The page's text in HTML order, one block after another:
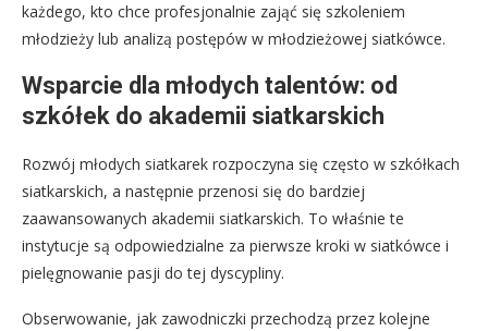
każdego, kto chce profesjonalnie zająć się szkoleniem
młodzieży lub analizą postępów w młodzieżowej siatkówce.
Wsparcie dla młodych talentów: od
szkółek do akademii siatkarskich
Rozwój młodych siatkarek rozpoczyna się często w szkółkach
siatkarskich, a następnie przenosi się do bardziej
zaawansowanych akademii siatkarskich. To właśnie te
instytucje są odpowiedzialne za pierwsze kroki w siatkówce i
pielęgnowanie pasji do tej dyscypliny.
Obserwowanie, jak zawodniczki przechodzą przez kolejne